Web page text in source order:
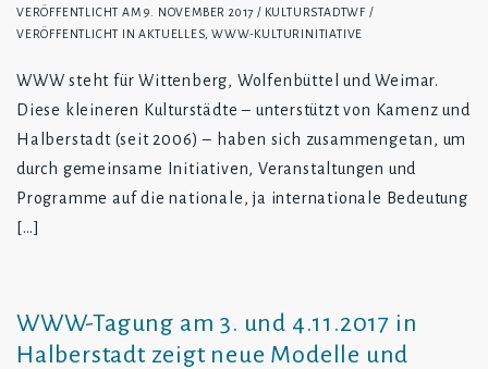
VERÖFFENTLICHT AM9. NOVEMBER 2017
KULTURSTADTWF
VERÖFFENTLICHT INAKTUELLES,WWW-KULTURINITIATIVE
WWW steht für Wittenberg, Wolfenbüttel und Weimar.
Diese kleineren Kulturstädte – unterstützt von Kamenz und
Halberstadt (seit 2006) – haben sich zusammengetan, um
durch gemeinsame Initiativen, Veranstaltungen und
Programme auf die nationale, ja internationale Bedeutung
[…]
WWW-Tagung am 3. und 4.11.2017 in
Halberstadt zeigt neue Modelle und